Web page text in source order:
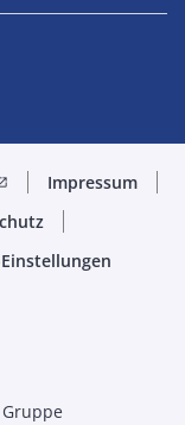
Impressum